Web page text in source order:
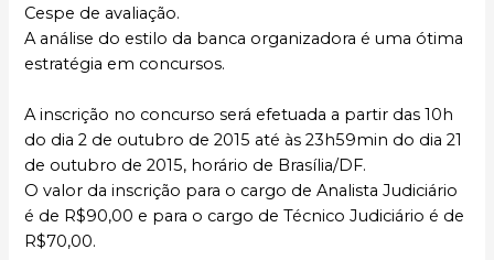
Cespe de avaliação.
A análise do estilo da banca organizadora é uma ótima
estratégia em concursos.
A inscrição no concurso será efetuada a partir das 10h
do dia 2 de outubro de 2015 até às 23h59min do dia 21
de outubro de 2015, horário de Brasília/DF.
O valor da inscrição para o cargo de Analista Judiciário
é de R$90,00 e para o cargo de Técnico Judiciário é de
R$70,00.